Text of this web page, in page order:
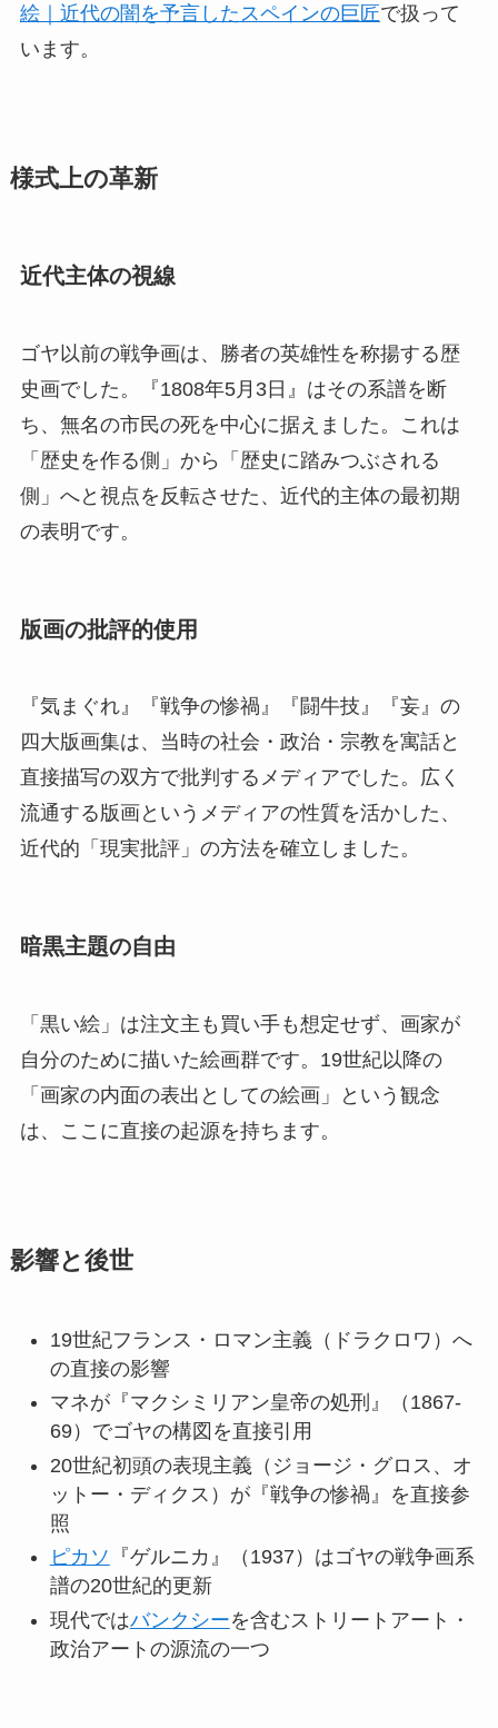
絵｜近代の闇を予言したスペインの巨匠で扱って
います。
様式上の革新
近代主体の視線
ゴヤ以前の戦争画は、勝者の英雄性を称揚する歴
史画でした。『1808年5月3日』はその系譜を断
ち、無名の市民の死を中心に据えました。これは
「歴史を作る側」から「歴史に踏みつぶされる
側」へと視点を反転させた、近代的主体の最初期
の表明です。
版画の批評的使用
『気まぐれ』『戦争の惨禍』『闘牛技』『妄』の
四大版画集は、当時の社会・政治・宗教を寓話と
直接描写の双方で批判するメディアでした。広く
流通する版画というメディアの性質を活かした、
近代的「現実批評」の方法を確立しました。
暗黒主題の自由
「黒い絵」は注文主も買い手も想定せず、画家が
自分のために描いた絵画群です。19世紀以降の
「画家の内面の表出としての絵画」という観念
は、ここに直接の起源を持ちます。
影響と後世
19世紀フランス・ロマン主義（ドラクロワ）へ
の直接の影響
マネが『マクシミリアン皇帝の処刑』（1867-
69）でゴヤの構図を直接引用
20世紀初頭の表現主義（ジョージ・グロス、オ
ットー・ディクス）が『戦争の惨禍』を直接参
照
ピカソ 『ゲルニカ』（1937）はゴヤの戦争画系
譜の20世紀的更新
現代ではバンクシーを含むストリートアート・
政治アートの源流の一つ